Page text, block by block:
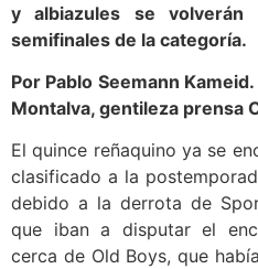
y albiazules se
semifinales de la categoría.
Por Pablo Seemann
Montalva, gentileza prensa
El quince reñaquino ya se
clasificado a la
debido a la derrota de
que iban a disputar el
cerca de Old Boys, que